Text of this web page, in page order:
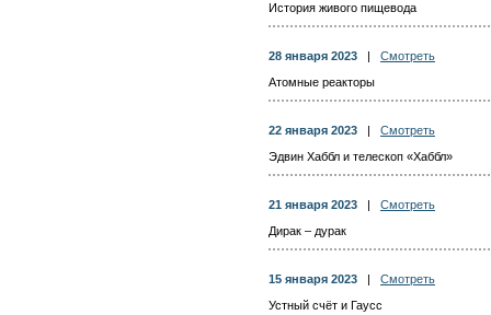
История живого пищевода
28 января 2023
Смотреть
Атомные реакторы
22 января 2023
Смотреть
Эдвин Хаббл и телескоп «Хаббл»
21 января 2023
Смотреть
Дирак – дурак
15 января 2023
Смотреть
Устный счёт и Гаусс